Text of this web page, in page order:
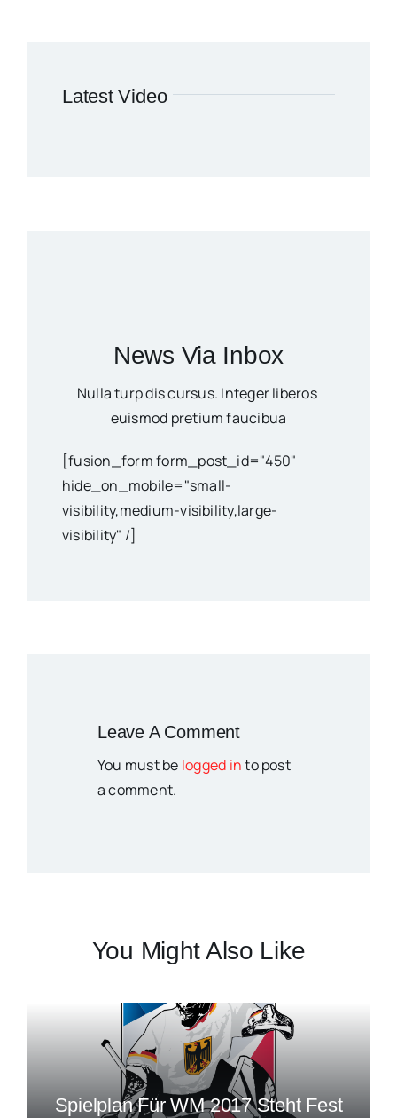
Latest Video
News Via Inbox
Nulla turp dis cursus. Integer liberos
euismod pretium faucibua
[fusion_form form_post_id="450"
hide_on_mobile="small-
visibility,medium-visibility,large-
visibility" /]
Leave A Comment
You must be logged into post
a comment.
You Might Also Like
Spielplan Für WM 2017 Steht Fest